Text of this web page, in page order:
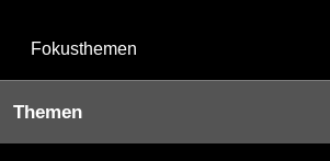
Fokusthemen
Themen